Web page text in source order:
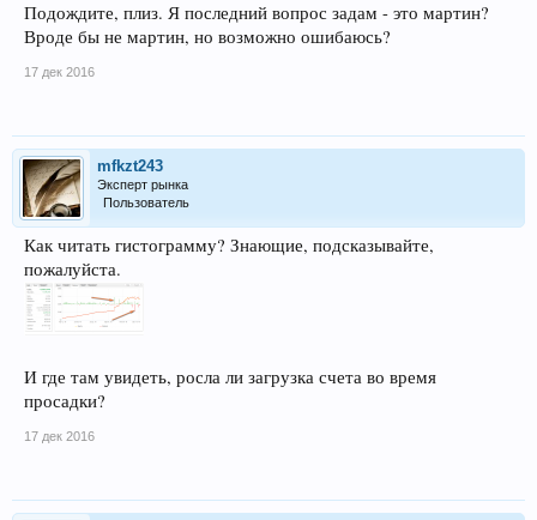
Подождите, плиз. Я последний вопрос задам - это мартин?
Вроде бы не мартин, но возможно ошибаюсь?
17 дек 2016
mfkzt243
Эксперт рынка
Пользователь
Как читать гистограмму? Знающие, подсказывайте,
пожалуйста.
И где там увидеть, росла ли загрузка счета во время
просадки?
17 дек 2016